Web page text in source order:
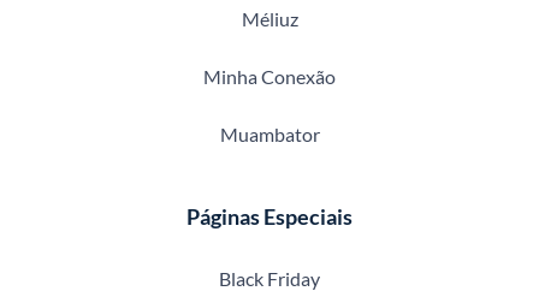
Méliuz
Minha Conexão
Muambator
Páginas Especiais
Black Friday